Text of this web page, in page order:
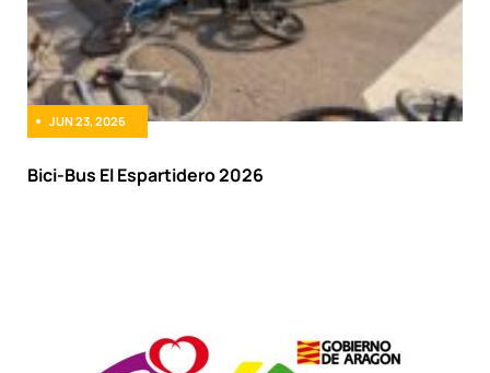
JUN 23, 2026
Bici-Bus El Espartidero 2026